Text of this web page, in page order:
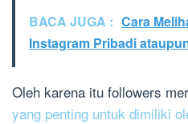
BACA JUGA : Cara
Instagram Pribadi
Oleh karena itu followers
yang penting untuk dimiliki